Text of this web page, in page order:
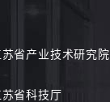
苏省产业技术研究院
省科技厅